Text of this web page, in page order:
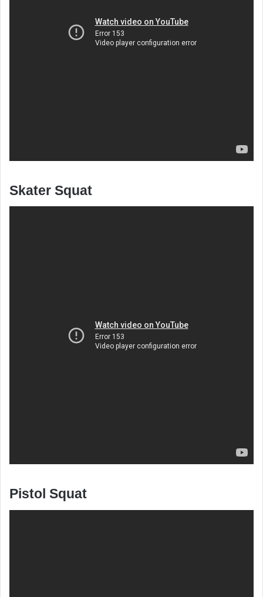
Skater Squat
Pistol Squat